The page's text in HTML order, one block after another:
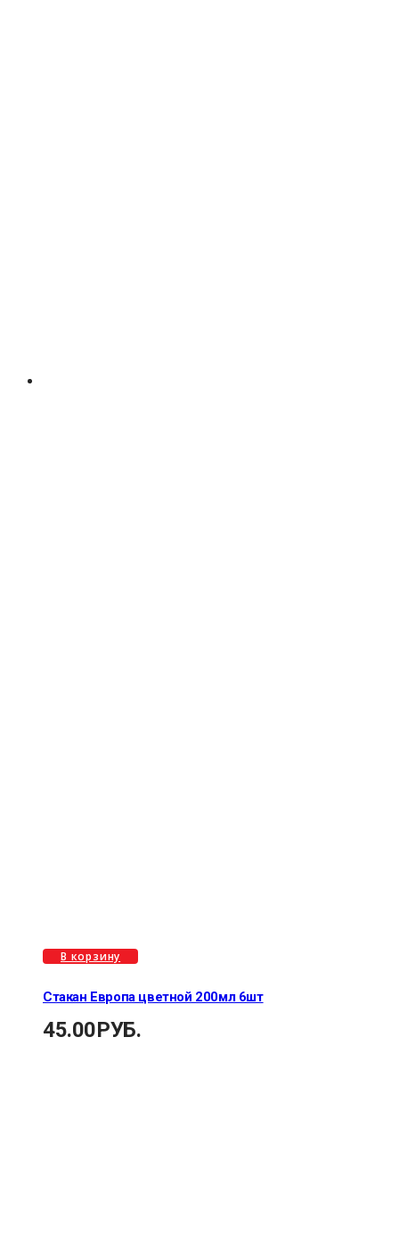
В корзину
Стакан Европа цветной 200мл 6шт
45.00РУБ.